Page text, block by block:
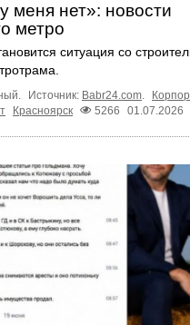
меня нет»: новости
метро
ситуация со
Источник: Babr24.com.
Красноярск 5266 01.07.2026